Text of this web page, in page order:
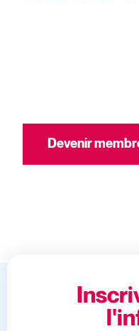
Devenir